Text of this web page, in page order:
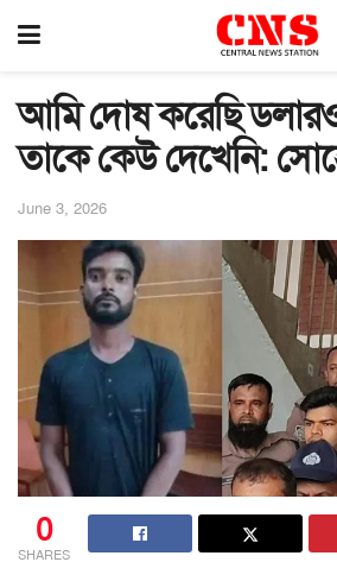
আমি দোষ করেছি
তাকে কেউ দেখেনি:
June 3, 2026
0
SHARES